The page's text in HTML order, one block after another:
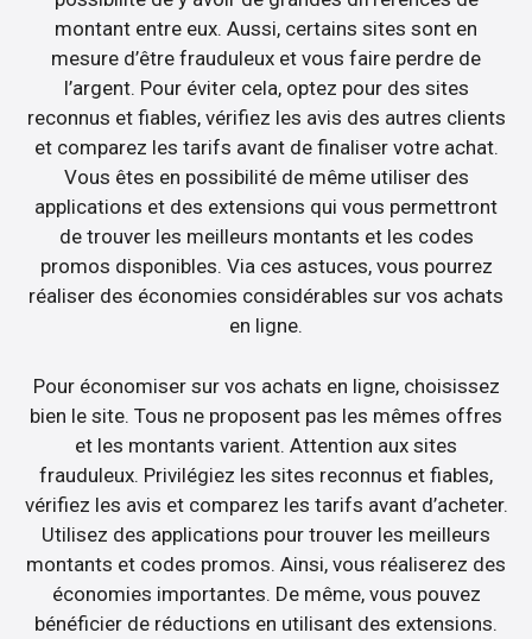
montant entre eux. Aussi, certains sites sont en
mesure d’être frauduleux et vous faire perdre de
l’argent. Pour éviter cela, optez pour des sites
reconnus et fiables, vérifiez les avis des autres clients
et comparez les tarifs avant de finaliser votre achat.
Vous êtes en possibilité de même utiliser des
applications et des extensions qui vous permettront
de trouver les meilleurs montants et les codes
promos disponibles. Via ces astuces, vous pourrez
réaliser des économies considérables sur vos achats
en ligne.
Pour économiser sur vos achats en ligne, choisissez
bien le site. Tous ne proposent pas les mêmes offres
et les montants varient. Attention aux sites
frauduleux. Privilégiez les sites reconnus et fiables,
vérifiez les avis et comparez les tarifs avant d’acheter.
Utilisez des applications pour trouver les meilleurs
montants et codes promos. Ainsi, vous réaliserez des
économies importantes. De même, vous pouvez
bénéficier de réductions en utilisant des extensions.